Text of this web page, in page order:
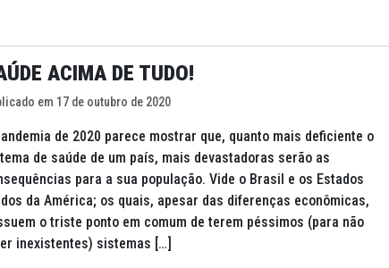
ACIMA DE TUDO!
em 17 de outubro de 2020
de 2020 parece mostrar que, quanto mais deficiente o
de saúde de um país, mais devastadoras serão as
para a sua população. Vide o Brasil e os Estados
da América; os quais, apesar das diferenças econômicas,
o triste ponto em comum de terem péssimos (para não
inexistentes) sistemas […]